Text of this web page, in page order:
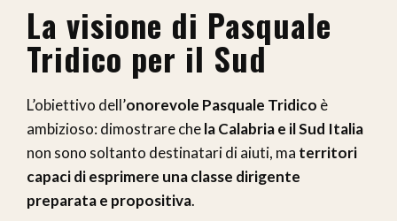
La visione di Pasquale
Tridico per il Sud
L’obiettivo dell’onorevole Pasquale Tridico è
ambizioso: dimostrare chela Calabria e il Sud Italia
non sono soltanto destinatari di aiuti, ma territori
capaci di esprimere una classe dirigente
preparata e propositiva.